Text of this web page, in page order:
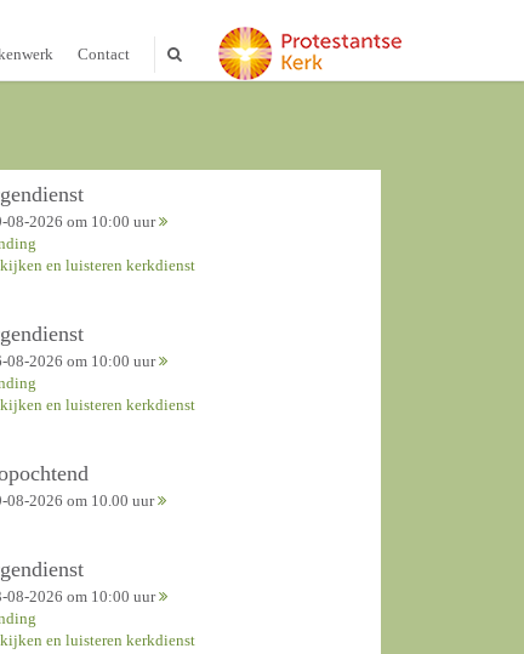
Contact
08-2026 om 10:00 uur
en luisteren kerkdienst
08-2026 om 10:00 uur
en luisteren kerkdienst
08-2026 om 10.00 uur
08-2026 om 10:00 uur
en luisteren kerkdienst